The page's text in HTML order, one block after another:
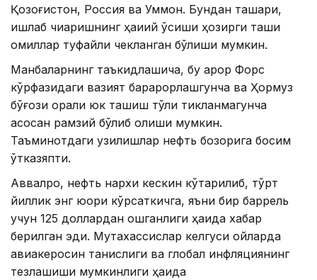
Қозоғистон, Россия ва Уммон. Бундан ташқари,
ишлаб чиқаришнинг ҳақиқий ўсиши ҳозирги ташқи
омиллар туфайли чекланган бўлиши мумкин.
Манбаларнинг таъкидлашича, бу қарор Форс
кўрфазидаги вазият барқарорлашгунча ва Ҳормуз
бўғози орқали юк ташиш тўлиқ тикланмагунча
асосан рамзий бўлиб қолиши мумкин.
Таъминотдаги узилишлар нефть бозорига босим
ўтказяпти.
Аввалроқ, нефть нархи кескин кўтарилиб, тўрт
йиллик энг юқори кўрсаткичга, яъни бир баррель
учун 125 доллардан ошганлиги ҳақида хабар
берилган эди. Мутахассислар келгуси ойларда
авиакеросин танқислиги ва глобал инфляциянинг
тезлашиши мумкинлиги ҳақида